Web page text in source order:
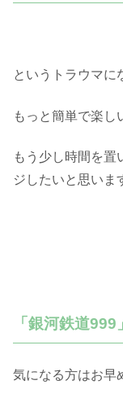
というトラウマに
もっと簡単で楽し
もう少し時間を置
ジしたいと思いま
「銀河鉄道
気になる方はお早